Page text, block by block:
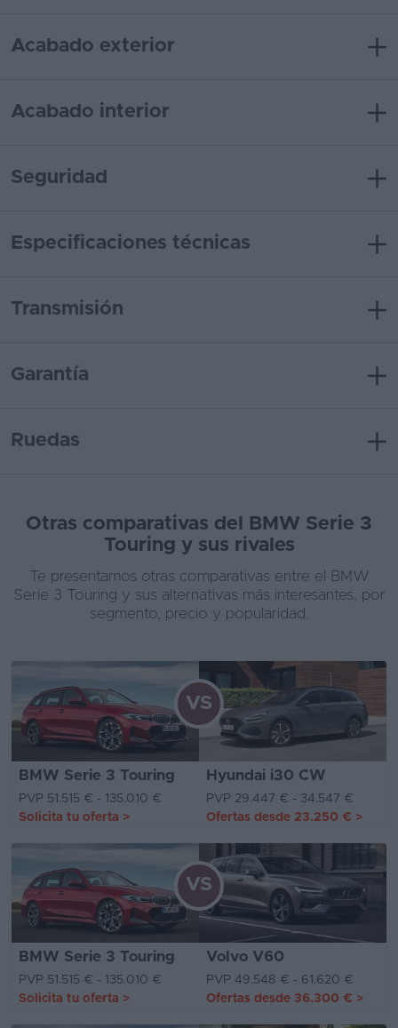
Acabado exterior
Acabado interior
Seguridad
Especificaciones técnicas
Transmisión
Garantía
Ruedas
Otras comparativas del BMW Serie 3
Touring y sus rivales
Te presentamos otras comparativas entre el BMW
Serie 3 Touring y sus alternativas más interesantes, por
segmento, precio y popularidad.
BMW Serie 3 Touring Hyundai i30 CW
VS
PVP 51.515 € - 135.010 €
PVP 29.447 € - 34.547 €
Solicita tu oferta > Ofertas desde 23.250 € >
BMW Serie 3 Touring Volvo V60
VS
PVP 51.515 € - 135.010 €
PVP 49.548 € - 61.620 €
Solicita tu oferta > Ofertas desde 36.300 € >